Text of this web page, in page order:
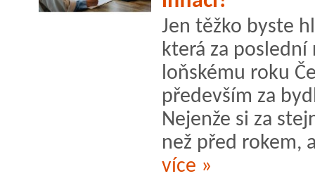
Jen těžko byste
která za
loňskému roku
především za
Nejenže si za
než před rokem,
více »